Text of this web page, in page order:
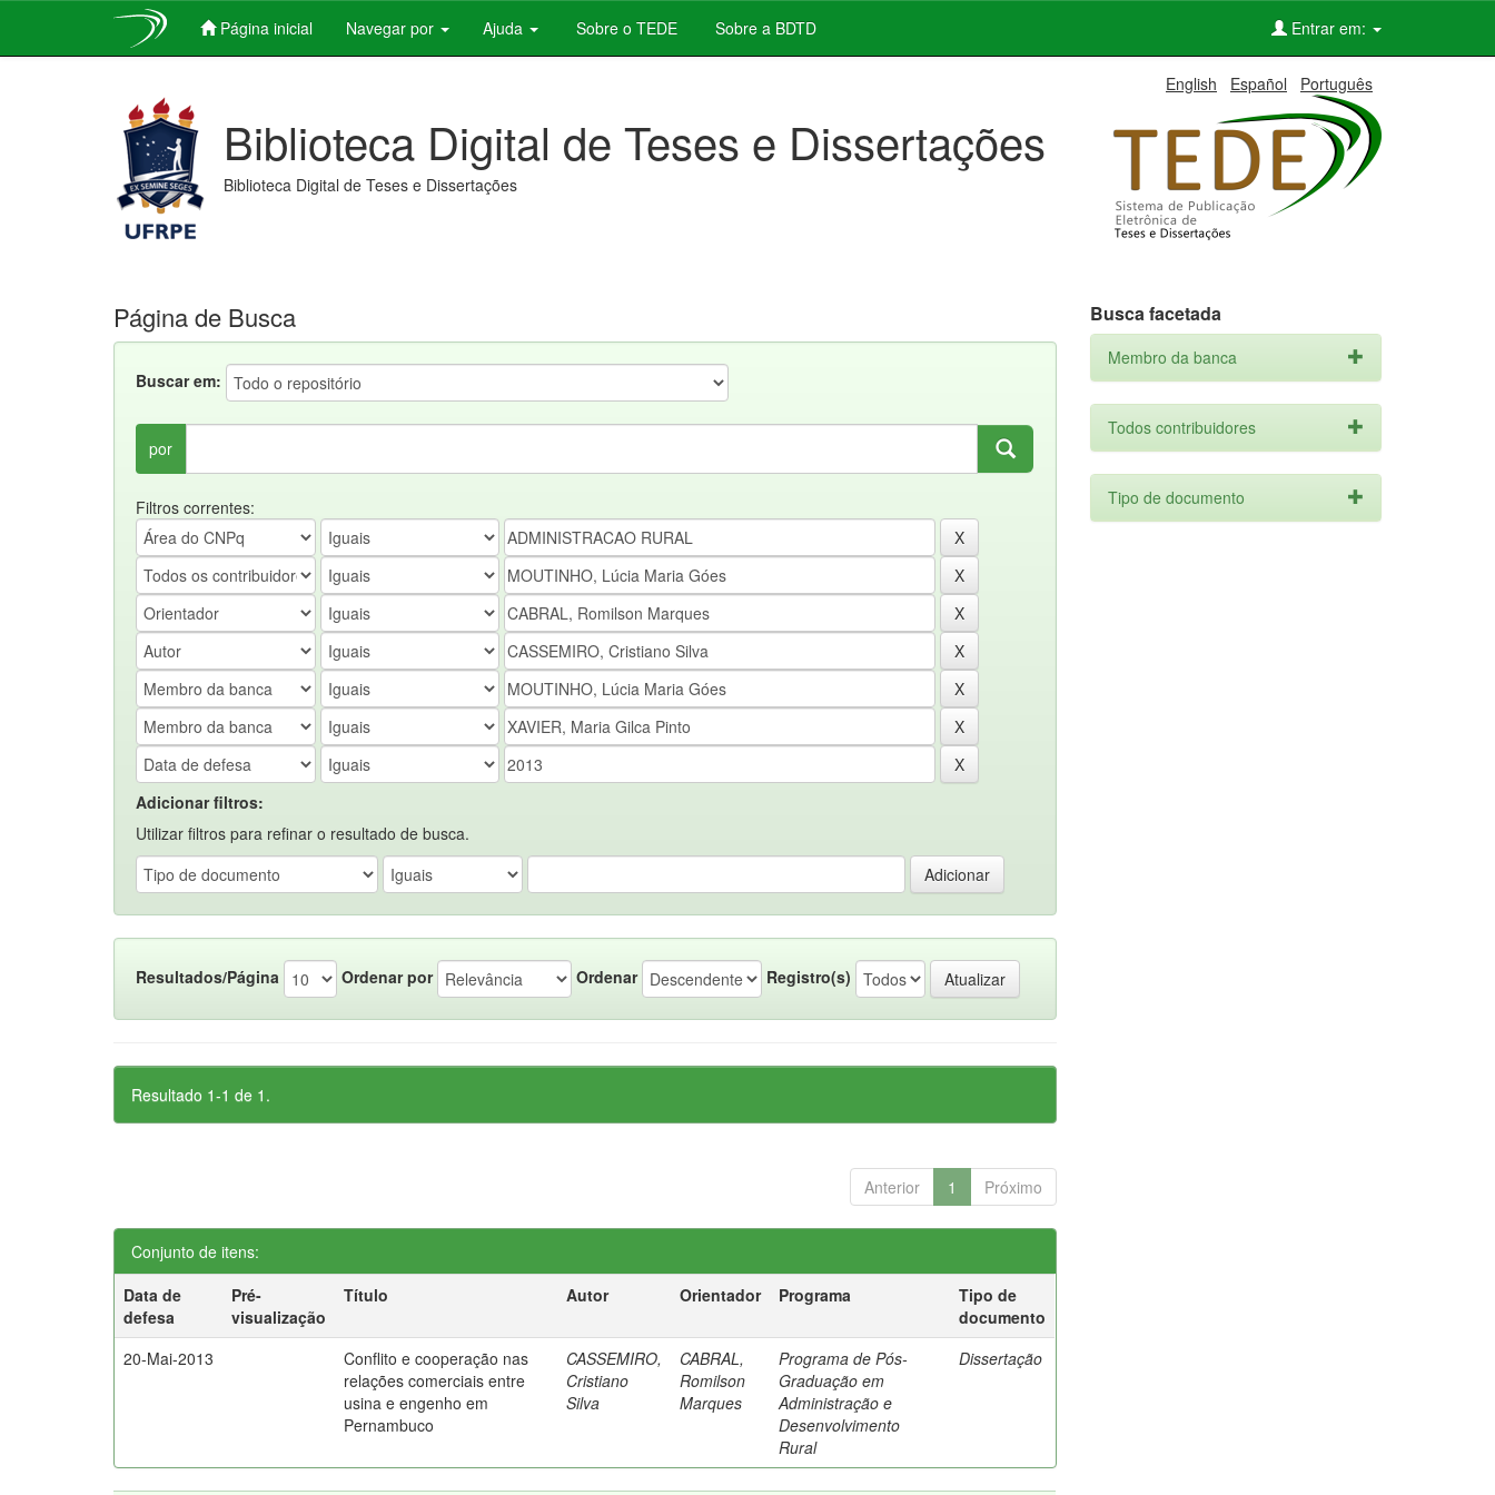
Página inicial Navegar por Ajuda Sobre o TEDE Sobre a BDTD Entrar em:
English Español Português
Biblioteca Digital de Teses e Dissertações
Biblioteca Digital de Teses e Dissertações
Página de Busca
Buscar em:
por
Filtros correntes:
Adicionar filtros:
Utilizar filtros para refinar o resultado de busca.
Resultados/Página Ordenar por Ordenar Registro(s)
Resultado 1-1 de 1.
Anterior 1 Próximo
Conjunto de itens:
Data de
defesa
Pré-
visualização
Título Autor Orientador Programa
Tipo de
documento
20-Mai-2013
Conflito e cooperação nas
relações comerciais entre
usina e engenho em
Pernambuco
CASSEMIRO,
Cristiano
Silva
CABRAL,
Romilson
Marques
Programa de Pós-
Graduação em
Administração e
Desenvolvimento
Rural
Dissertação
Busca facetada
Membro da banca
Todos contribuidores
Tipo de documento